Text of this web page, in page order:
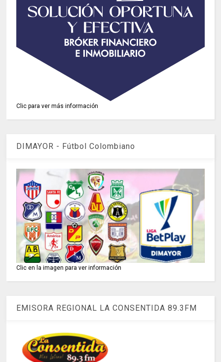
Clic para ver más información
DIMAYOR - Fútbol Colombiano
Clic en la imagen para ver información
EMISORA REGIONAL LA CONSENTIDA 89.3FM